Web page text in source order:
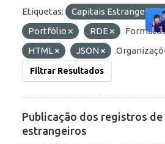
Etiquetas: Capitais Estrangeiros
Portfólio
RDE
HTML
JSON
Filtrar Resultados
Publicação dos registros
estrangeiros